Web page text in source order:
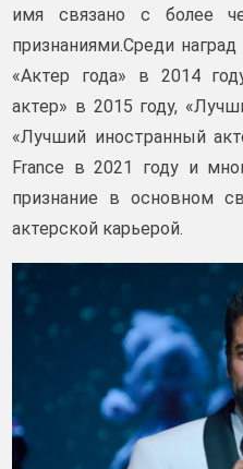
имя связано с более
признаниями.Среди
«Актер года» в 2014
актер» в 2015 году,
«Лучший иностранный
France в 2021 году и
признание в основном
актерской карьерой.